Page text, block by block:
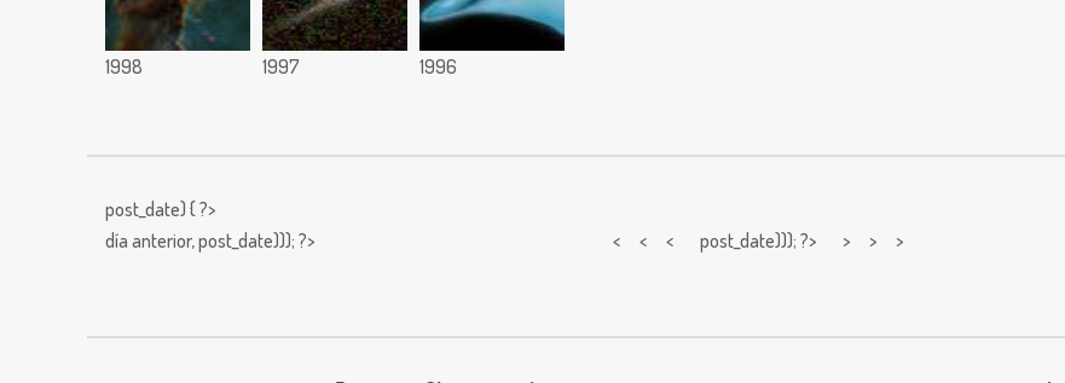
1998 1997 1996
post_date) { ?>
día anterior,post_date))); ?> < < < post_date))); ?> > > >